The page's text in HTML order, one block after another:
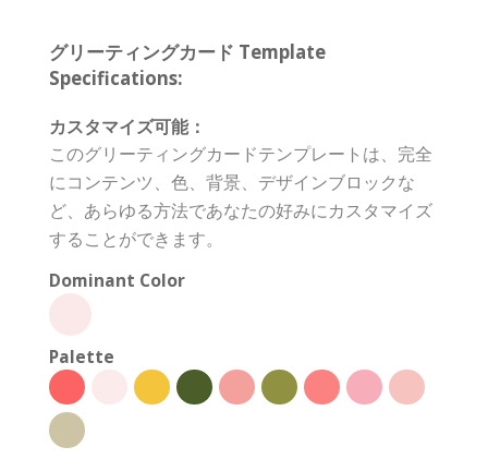
グリーティングカード Template
Specifications:
カスタマイズ可能：
このグリーティングカードテンプレートは、完全
にコンテンツ、色、背景、デザインブロックな
ど、あらゆる方法であなたの好みにカスタマイズ
することができます。
Dominant Color
Palette